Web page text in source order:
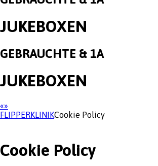
JUKEBOXEN
GEBRAUCHTE & 1A
JUKEBOXEN
«»
FLIPPERKLINIKCookie Policy
Cookie Policy